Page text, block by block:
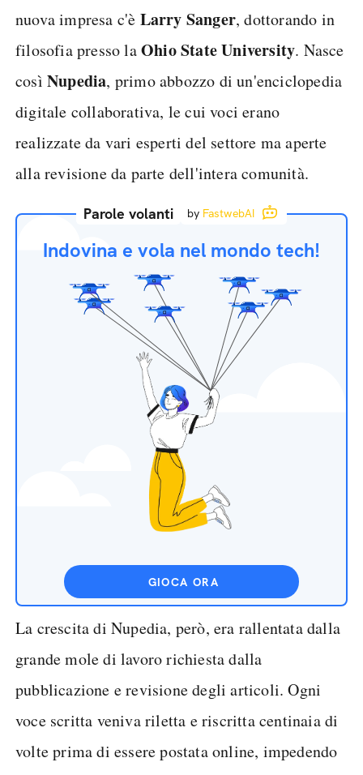
nuova impresa c'è Larry Sanger, dottorando in
filosofia presso laOhio State University. Nasce
così Nupedia, primo abbozzo di un'enciclopedia
digitale collaborativa, le cui voci erano
realizzate da vari esperti del settore ma aperte
alla revisione da parte dell'intera comunità.
Parole volanti by FastwebAI
Indovina e vola nel mondo tech!
GIOCA ORA
La crescita di Nupedia, però, era rallentata dalla
grande mole di lavoro richiesta dalla
pubblicazione e revisione degli articoli. Ogni
voce scritta veniva riletta e riscritta centinaia di
volte prima di essere postata online, impedendo